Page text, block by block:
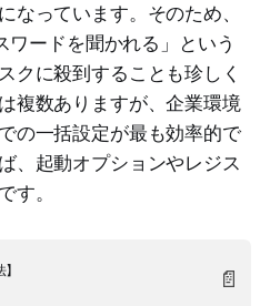
なっています。そのため、
ワードを聞かれる」という
クに殺到することも珍しく
複数ありますが、企業環境
の一括設定が最も効率的で
、起動オプションやレジス
す。
📄